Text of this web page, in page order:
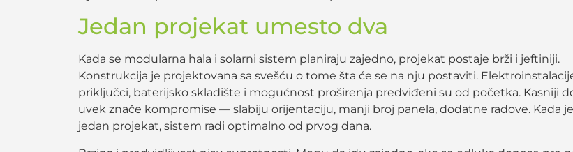
Jedan projekat umesto dva
Kada se modularna hala i solarni sistem planiraju zajedno, projekat postaje brži i jeftiniji.
Konstrukcija je projektovana sa svešću o tome šta će se na nju postaviti.
priključci, baterijsko skladište i mogućnost proširenja predviđeni su od početka. Kasniji
uvek znače kompromise — slabiju orijentaciju, manji broj panela, dodatne radove. Kada
jedan projekat, sistem radi optimalno od prvog dana.